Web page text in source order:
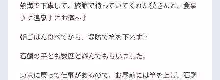
熱海で下車して、旅館で待っていてくれた獏さんと、食事
♪に温泉♪にお酒〜♪
朝ごはん食べてから、堤防で竿を下ろす…
石鯛の子ども数匹と遊んでもらいました。
東京に戻って仕事があるので、お昼前には竿を上げ、石鯛